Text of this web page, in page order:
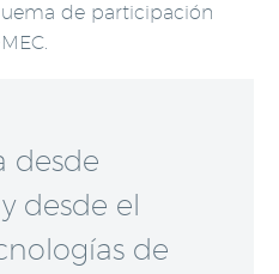
de participación
desde
desde el
de